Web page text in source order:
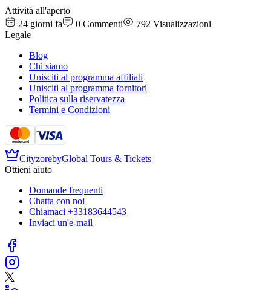
Attività all'aperto
24 giorni fa
0 Commenti 792 Visualizzazioni
Legale
Blog
Chi siamo
Unisciti al programma affiliati
Unisciti al programma fornitori
Politica sulla riservatezza
Termini e Condizioni
CityzorebyGlobal Tours & Tickets
Ottieni aiuto
Domande frequenti
Chatta con noi
Chiamaci +33183644543
Inviaci un'e-mail